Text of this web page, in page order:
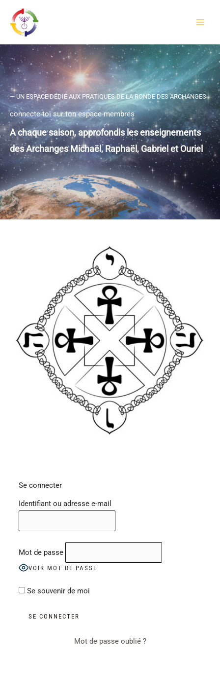
contenu
— UN ESPACE DÉDIÉ AUX PRATIQUES DE LA RONDE DES ARCHANGES
connecte-toi sur ton espace-membres
A chaque saison, approfondis les enseignements
des Archanges Michaël, Raphaël, Gabriel et Ouriel
Se connecter
Identifiant ou adresse e-mail
Mot de passe
VOIR MOT DE PASSE
Se souvenir de moi
Mot de passe oublié ?